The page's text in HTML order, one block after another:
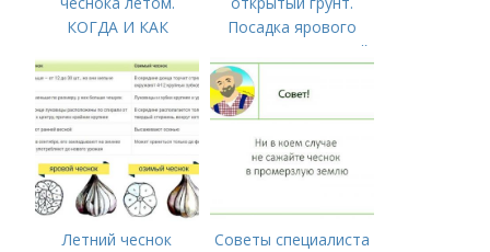
КОГДА И КАК
ПОСАДИТЬ ОЗИМЫЙ
ЧЕСНОК
Посадка ярового
чеснока в открытый
Летний чеснок
Советы специалиста